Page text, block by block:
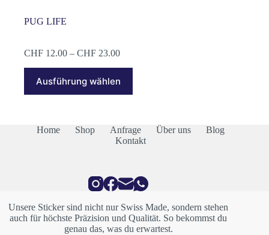
PUG LIFE
CHF 12.00 – CHF 23.00Preisspanne:
CHF 23.00
Ausführung wählen
Produkt
weist
auf.
gewählt
werden
Home Shop Anfrage Über uns
Blog
Kontakt
Unsere Sticker sind nicht nur Swiss Made, sondern stehen
auch für höchste Präzision und Qualität. So bekommst du
genau das, was du erwartest.